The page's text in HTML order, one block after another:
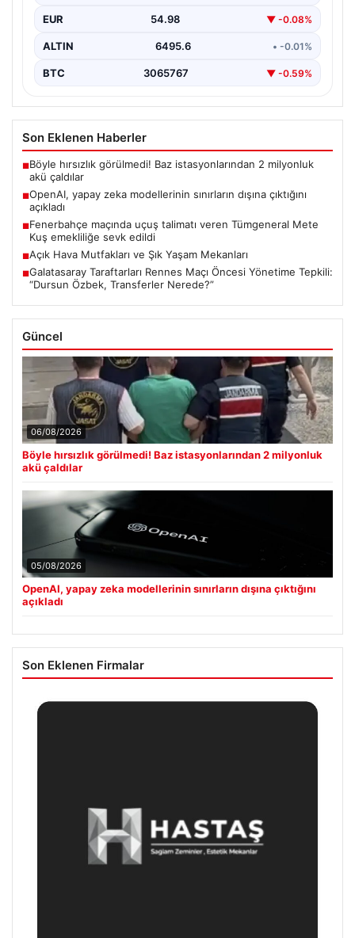
EUR 54.98 ▼ -0.08%
ALTIN 6495.6 • -0.01%
BTC 3065767 ▼ -0.59%
Son Eklenen Haberler
■Böyle hırsızlık görülmedi! Baz istasyonlarından 2 milyonluk
akü çaldılar
■OpenAI, yapay zeka modellerinin sınırların dışına çıktığını
açıkladı
■Fenerbahçe maçında uçuş talimatı veren Tümgeneral Mete
Kuş emekliliğe sevk edildi
■Açık Hava Mutfakları ve Şık Yaşam Mekanları
■Galatasaray Taraftarları Rennes Maçı Öncesi Yönetime Tepkili:
“Dursun Özbek, Transferler Nerede?”
Güncel
06/08/2026
Böyle hırsızlık görülmedi! Baz istasyonlarından 2 milyonluk
akü çaldılar
05/08/2026
OpenAI, yapay zeka modellerinin sınırların dışına çıktığını
açıkladı
Son Eklenen Firmalar